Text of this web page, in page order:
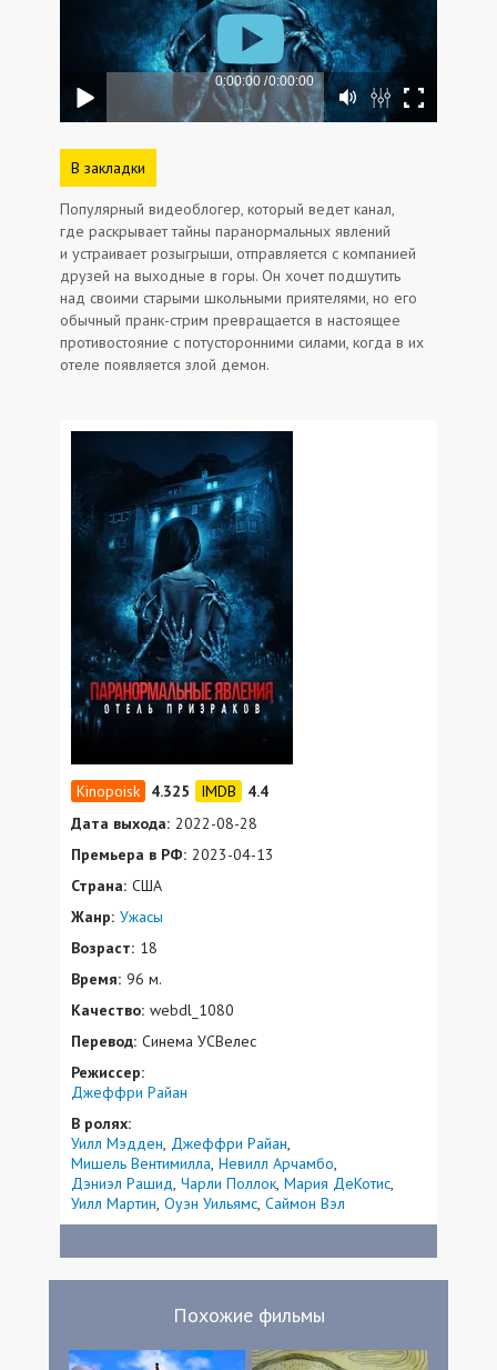
В закладки
Популярный видеоблогер, который ведет канал,
где раскрывает тайны паранормальных явлений
и устраивает розыгрыши, отправляется с компанией
друзей на выходные в горы. Он хочет подшутить
над своими старыми школьными приятелями, но его
обычный пранк-стрим превращается в настоящее
противостояние с потусторонними силами, когда в их
отеле появляется злой демон.
4.325
4.4
Дата выхода: 2022-08-28
Премьера в РФ: 2023-04-13
Страна: США
Жанр: Ужасы
Возраст: 18
Время: 96 м.
Качество: webdl_1080
Перевод: Синема УСВелес
Режиссер:
Джеффри Райан
В ролях:
Уилл Мэдден Джеффри Райан
Мишель Вентимилла Невилл Арчамбо
Дэниэл Рашид Чарли Поллок Мария ДеКотис
Уилл Мартин Оуэн Уильямс Саймон Вэл
Похожие фильмы